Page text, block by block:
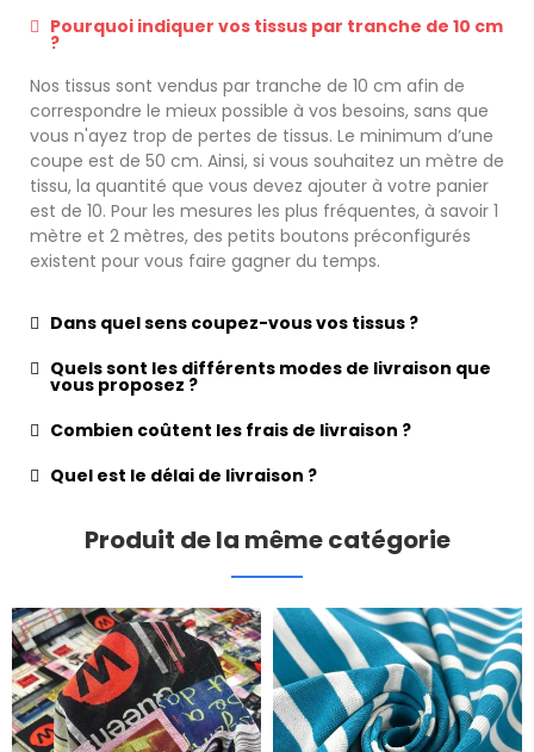
Pourquoi indiquer vos tissus par tranche de 10 cm
?
Nos tissus sont vendus par tranche de 10 cm afin de
correspondre le mieux possible à vos besoins, sans que
vous n'ayez trop de pertes de tissus. Le minimum d’une
coupe est de 50 cm. Ainsi, si vous souhaitez un mètre de
tissu, la quantité que vous devez ajouter à votre panier
est de 10. Pour les mesures les plus fréquentes, à savoir 1
mètre et 2 mètres, des petits boutons préconfigurés
existent pour vous faire gagner du temps.
Dans quel sens coupez-vous vos tissus ?
Quels sont les différents modes de livraison que
vous proposez ?
Combien coûtent les frais de livraison ?
Quel est le délai de livraison ?
Produit de la même catégorie